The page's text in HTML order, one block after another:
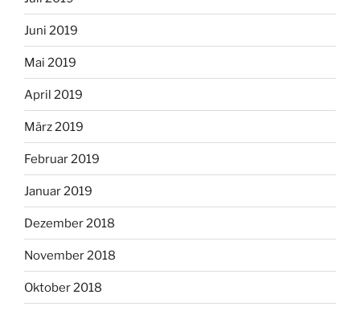
Juni 2019
Mai 2019
April 2019
März 2019
Februar 2019
Januar 2019
Dezember 2018
November 2018
Oktober 2018